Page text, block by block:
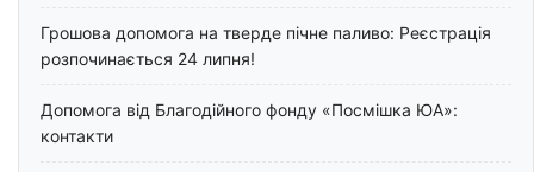
Грошова допомога на тверде пічне паливо: Реєстрація
розпочинається 24 липня!
Допомога від Благодійного фонду «Посмішка ЮА»:
контакти